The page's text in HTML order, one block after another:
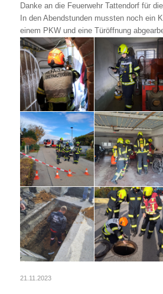
Danke an die Feuerwehr Tattendorf für
In den Abendstunden mussten noch ein
einem PKW und eine Türöffnung
21.11.2023